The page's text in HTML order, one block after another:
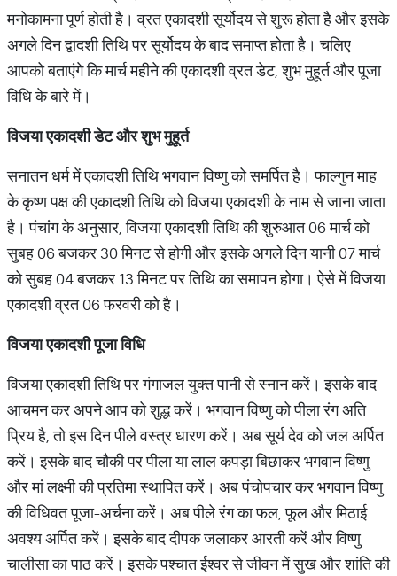
मनोकामना पूर्ण होती है। व्रत एकादशी सूर्योदय से शुरू होता है और इसके
अगले दिन द्वादशी तिथि पर सूर्योदय के बाद समाप्त होता है। चलिए
आपको बताएंगे कि मार्च महीने की एकादशी व्रत डेट, शुभ मुहूर्त और पूजा
विधि के बारे में।
विजया एकादशी डेट और शुभ मुहूर्त
सनातन धर्म में एकादशी तिथि भगवान विष्णु को समर्पित है। फाल्गुन माह
के कृष्ण पक्ष की एकादशी तिथि को विजया एकादशी के नाम से जाना जाता
है। पंचांग के अनुसार, विजया एकादशी तिथि की शुरुआत 06 मार्च को
सुबह 06 बजकर 30 मिनट से होगी और इसके अगले दिन यानी 07 मार्च
को सुबह 04 बजकर 13 मिनट पर तिथि का समापन होगा। ऐसे में विजया
एकादशी व्रत 06 फरवरी को है।
विजयाएकादशीपूजाविधि
विजया एकादशी तिथि पर गंगाजल युक्त पानी से स्नान करें। इसके बाद
आचमन कर अपने आप को शुद्ध करें। भगवान विष्णु को पीला रंग अति
प्रिय है, तो इस दिन पीले वस्त्र धारण करें। अब सूर्य देव को जल अर्पित
करें। इसके बाद चौकी पर पीला या लाल कपड़ा बिछाकर भगवान विष्णु
और मां लक्ष्मी की प्रतिमा स्थापित करें। अब पंचोपचार कर भगवान विष्णु
की विधिवत पूजा-अर्चना करें। अब पीले रंग का फल, फूल और मिठाई
अवश्य अर्पित करें। इसके बाद दीपक जलाकर आरती करें और विष्णु
चालीसा का पाठ करें। इसके पश्चात ईश्वर से जीवन में सुख और शांति की